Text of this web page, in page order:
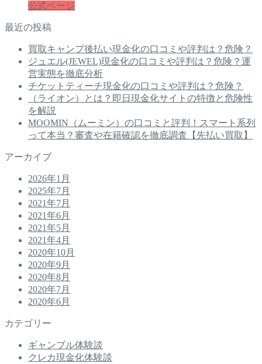
公式ページ
最近の投稿
買取キャンプ後払い現金化の口コミや評判は？危険？
ジュエル(JEWEL)現金化の口コミや評判は？危険？運
営実態を徹底分析
チケットティーチ現金化の口コミや評判は？危険？
（ライオン）とは？即日現金化サイトの特徴と危険性
を解説
MOOMIN（ムーミン）の口コミと評判！スマート系列
って本当？審査や在籍確認を徹底調査【先払い買取】
アーカイブ
2026年1月
2025年7月
2021年7月
2021年6月
2021年5月
2021年4月
2020年10月
2020年9月
2020年8月
2020年7月
2020年6月
カテゴリー
ギャンブル体験談
クレカ現金化体験談